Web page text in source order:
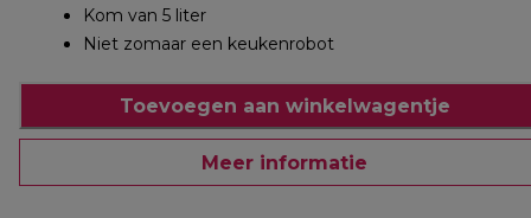
Kom van 5 liter
Niet zomaar een keukenrobot
Toevoegen aan winkelwagentje
Meer informatie